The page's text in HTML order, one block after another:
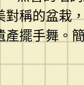
稱的盆栽
擺手舞。